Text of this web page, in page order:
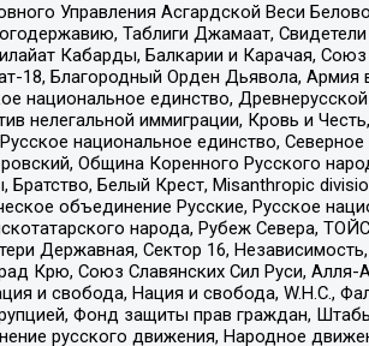
Управления Асгардской Веси
Таблиги Джамаат,
Кабарды, Балкарии и Карачая, Союз
18, Благородный Орден Дьявола, Армия
национальное единство, Древнерусской
нелегальной иммиграции, Кровь и
национальное единство, Северное
Община Коренного Русского
Белый Крест, Misanthropic
объединение Русские, Русское
народа, Рубеж Севера,
Державная, Сектор 16,
Крю, Союз Славянских Сил Руси, Алля-
и свобода, Нация и свобода, W.H.С.,
Фонд защиты прав граждан,
русского движения, Народное